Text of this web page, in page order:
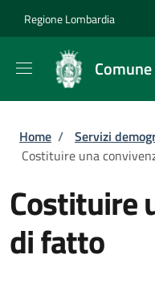
Regione Lombardia
Briciole di
Home / Servizi
Costituire una
Costituire
di fatto